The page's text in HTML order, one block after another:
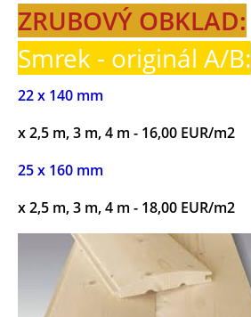
ZRUBOVÝ OBKLAD:
Smrek - originál A/B:
22 x 140 mm
x 2,5 m, 3 m, 4 m - 16,00 EUR/m2
25 x 160 mm
x 2,5 m, 3 m, 4 m - 18,00 EUR/m2